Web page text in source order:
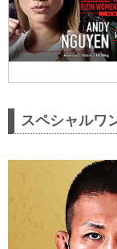
スペシャルワ